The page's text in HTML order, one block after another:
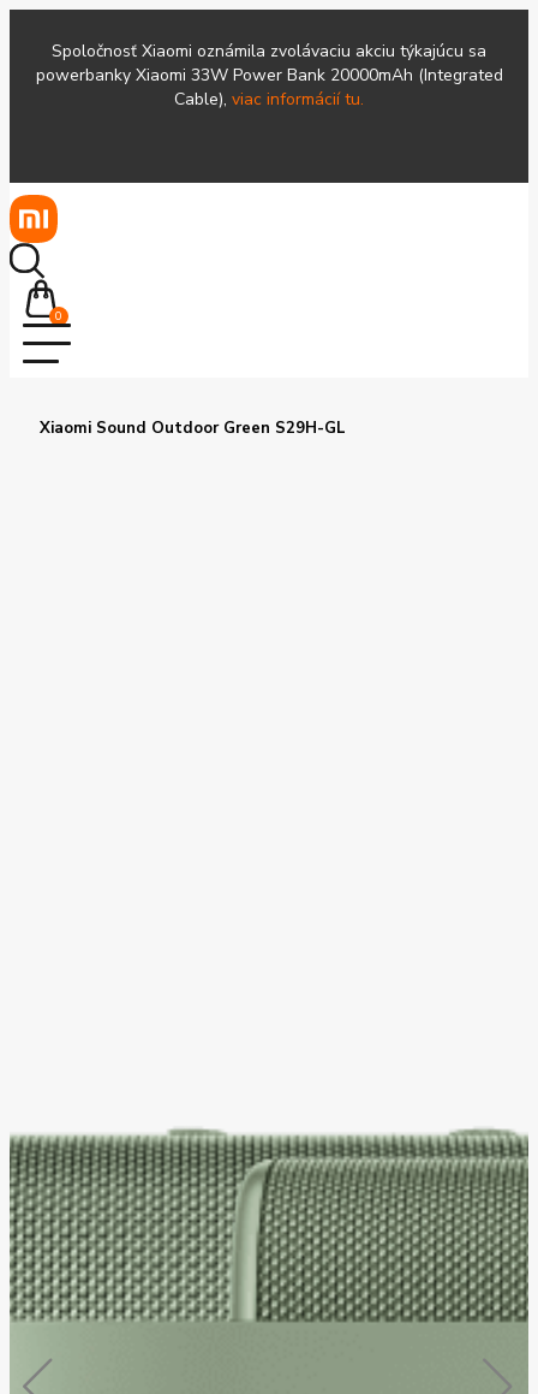
Spoločnosť Xiaomi oznámila zvolávaciu akciu týkajúcu sa
powerbanky Xiaomi 33W Power Bank 20000mAh (Integrated
Cable), viac informácií tu.
0
Xiaomi Sound Outdoor Green S29H-GL